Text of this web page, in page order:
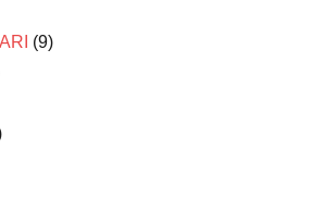
(9)